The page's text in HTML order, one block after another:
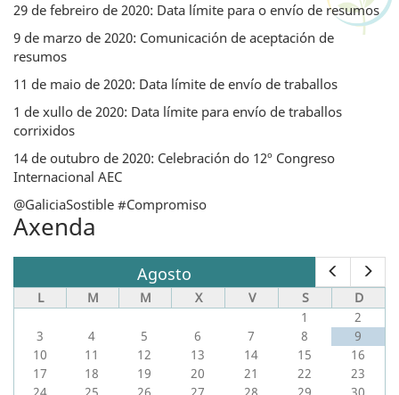
29 de febreiro de 2020: Data límite para o envío de resumos
9 de marzo de 2020: Comunicación de aceptación de
resumos
11 de maio de 2020: Data límite de envío de traballos
1 de xullo de 2020: Data límite para envío de traballos
corrixidos
14 de outubro de 2020: Celebración do 12º Congreso
Internacional AEC
@GaliciaSostible #Compromiso
Axenda
Anterior
no
contexto:
date_nav
no
Agosto
L M M X V S
D
1
2
3
4 5 6 7 8
9
10
11 12 13 14 15
16
17
18 19 20 21 22
23